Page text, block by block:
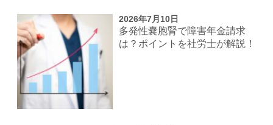
2026年7月10日
多発性嚢胞腎で障害年金請求
は？ポイントを社労士が解説！